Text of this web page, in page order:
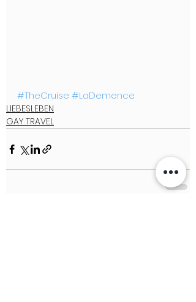
#TheCruise #LaDemence
LIEBESLEBEN
GAY TRAVEL